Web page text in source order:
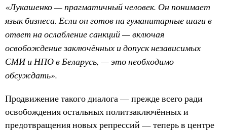
«Лукашенко — прагматичный человек. Он понимает
язык бизнеса. Если он готов на гуманитарные шаги в
ответ на ослабление санкций — включая
освобождение заключённых и допуск независимых
СМИ и НПО в Беларусь, — это необходимо
обсуждать».
Продвижение такого диалога — прежде всего ради
освобождения остальных политзаключённых и
предотвращения новых репрессий — теперь в центре